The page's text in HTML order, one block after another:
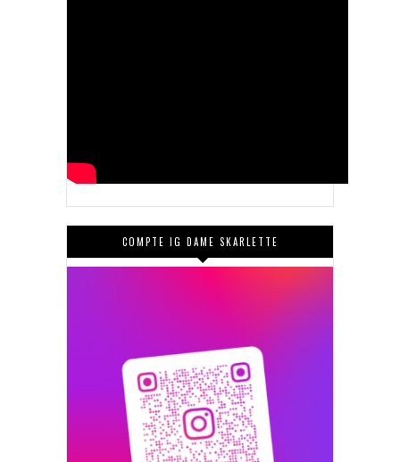
COMPTE IG DAME SKARLETTE